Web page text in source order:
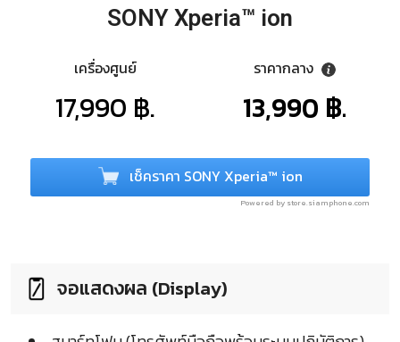
SONY Xperia™ ion
เครื่องศูนย์
17,990 ฿.
ราคากลาง
13,990 ฿.
เช็คราคา SONY Xperia™ ion
Powered by store.siamphone.com
จอแสดงผล (Display)